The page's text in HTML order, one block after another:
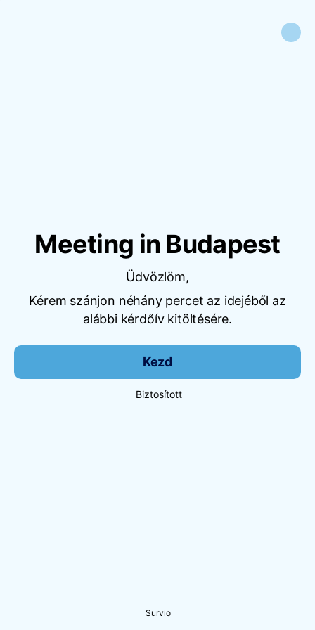
Meeting in Budapest
Üdvözlöm,
Kérem szánjon néhány percet az idejéből az
alábbi kérdőív kitöltésére.
Kezd
Biztosított
Survio